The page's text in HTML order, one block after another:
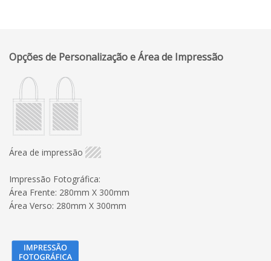
Opções de Personalização e Área de Impressão
Área de impressão
Impressão Fotográfica:
Área Frente: 280mm X 300mm
Área Verso: 280mm X 300mm